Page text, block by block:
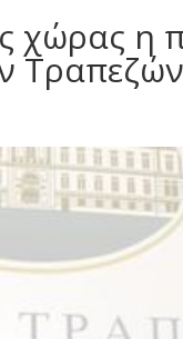
χώρας η
Τραπεζών